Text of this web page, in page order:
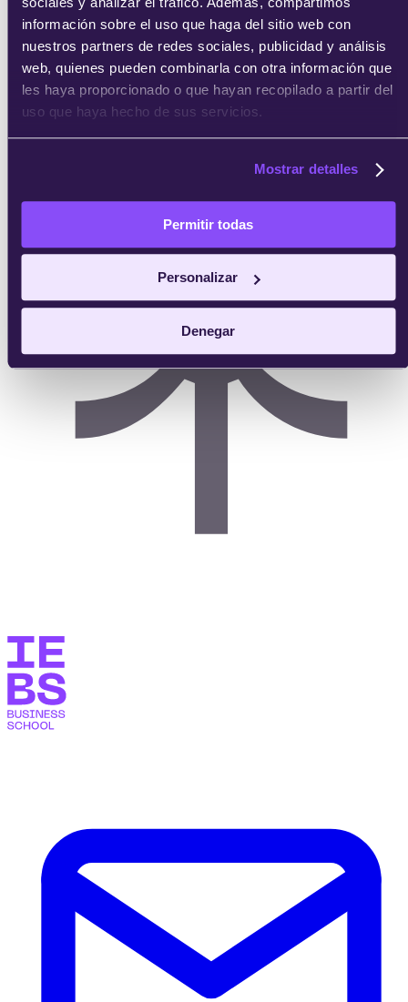
información sobre el uso que haga del sitio web con
nuestros partners de redes sociales, publicidad y análisis
web, quienes pueden combinarla con otra información que
les haya proporcionado o que hayan recopilado a partir del
uso que haya hecho de sus servicios.
Mostrar detalles
Permitir todas
Personalizar
Denegar
Responsabilidad social
Alumni Xperience
Faculty Xperience
Opiniones de IEBS
Trabaja con nosotros
Quiero ser profesor
Contacta con nosotros
Quiero ser partner